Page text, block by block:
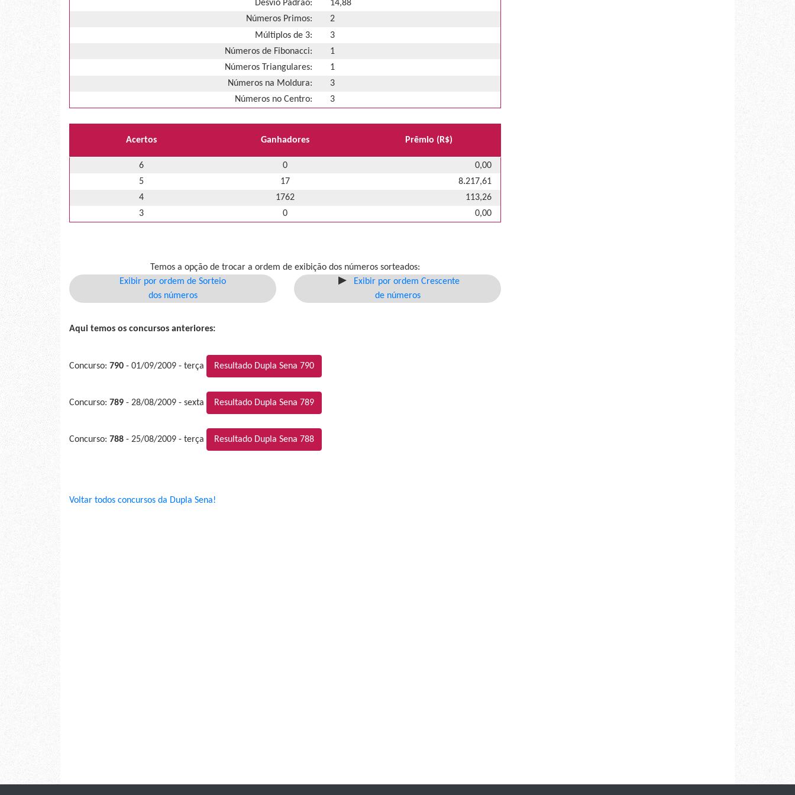
Desvio Padrão:
14,88
Números Primos:
2
Múltiplos de 3:
3
Números de Fibonacci:
1
Números Triangulares:
1
Números na Moldura:
3
Números no Centro:
3
Acertos Ganhadores Prêmio (R$)
6 0
0,00
5
17
8.217,61
4
1762
113,26
3
0 0,00
Temos a opção de trocar a ordem de exibição dos números sorteados:
Exibir por ordem de Sorteio
dos números
Exibir por ordem Crescente
de números
Aqui temos os concursos anteriores:
Concurso: 790 - 01/09/2009 - terça Resultado Dupla Sena 790
Concurso: 789 - 28/08/2009 - sexta Resultado Dupla Sena 789
Concurso: 788 - 25/08/2009 - terça Resultado Dupla Sena 788
Voltar todos concursos da Dupla Sena!